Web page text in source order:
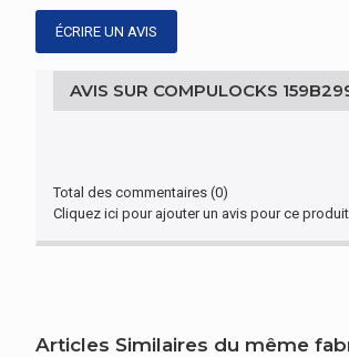
Type d'appareil mobile
DESIGN
ÉCRIRE UN AVIS
AVIS SUR COMPULOCKS
Total des commentaires (0)
Cliquez ici pour ajouter un avis pour ce produit
Articles Similaires du même